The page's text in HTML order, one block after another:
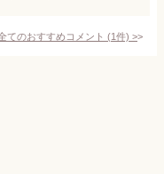
てのおすすめコメント (1件) >